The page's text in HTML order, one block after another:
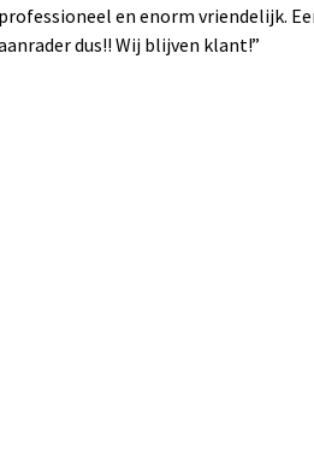
professioneel en enorm vriendelijk.
dus!! Wij blijven klant!”